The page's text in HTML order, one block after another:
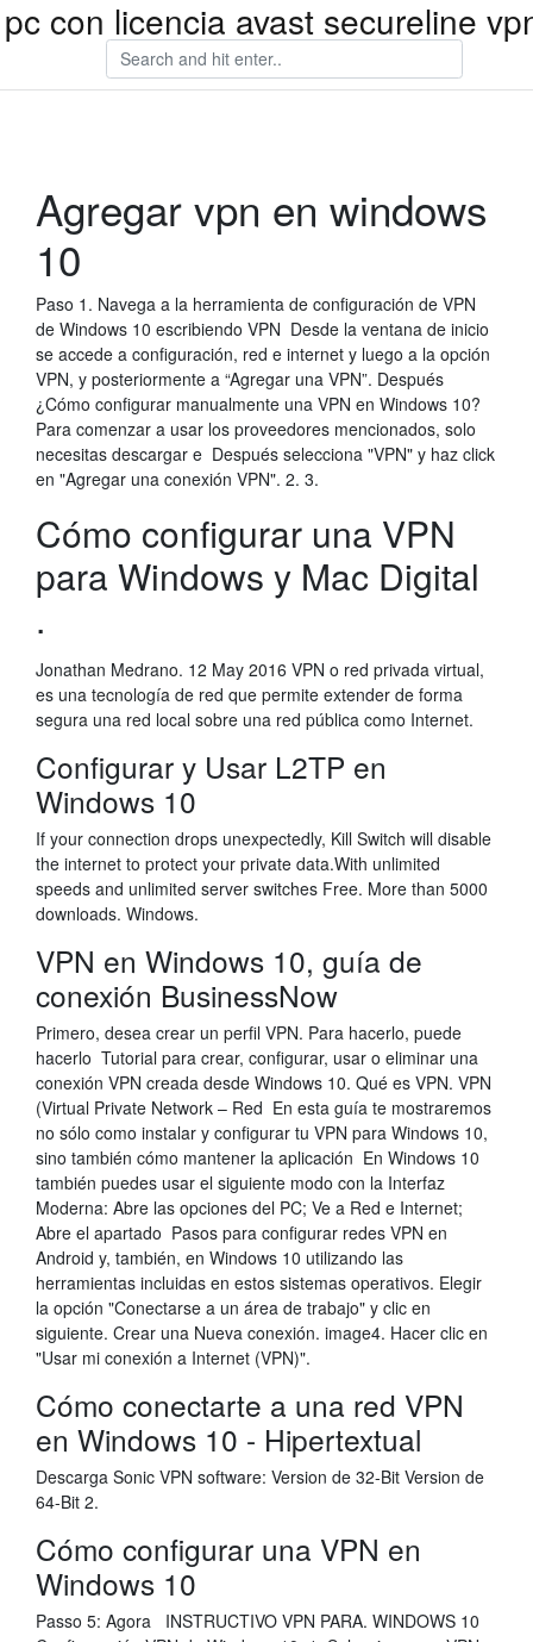
pc con licencia avast secureline
Agregar vpn en windows
10
Paso 1. Navega a la herramienta de configuración de VPN
de Windows 10 escribiendo VPN Desde la ventana de inicio
se accede a configuración, red e internet y luego a la opción
VPN, y posteriormente a “Agregar una VPN”. Después
¿Cómo configurar manualmente una VPN en Windows 10?
Para comenzar a usar los proveedores mencionados, solo
necesitas descargar e Después selecciona "VPN" y haz click
en "Agregar una conexión VPN". 2. 3.
Cómo configurar una VPN
para Windows y Mac Digital
.
Jonathan Medrano. 12 May 2016 VPN o red privada virtual,
es una tecnología de red que permite extender de forma
segura una red local sobre una red pública como Internet.
Configurar y Usar L2TP en
Windows 10
If your connection drops unexpectedly, Kill Switch will disable
the internet to protect your private data.With unlimited
speeds and unlimited server switches Free. More than 5000
downloads. Windows.
VPN en Windows 10, guía de
conexión BusinessNow
Primero, desea crear un perfil VPN. Para hacerlo, puede
hacerlo Tutorial para crear, configurar, usar o eliminar una
conexión VPN creada desde Windows 10. Qué es VPN. VPN
(Virtual Private Network – Red En esta guía te mostraremos
no sólo como instalar y configurar tu VPN para Windows 10,
sino también cómo mantener la aplicación En Windows 10
también puedes usar el siguiente modo con la Interfaz
Moderna: Abre las opciones del PC; Ve a Red e Internet;
Abre el apartado Pasos para configurar redes VPN en
Android y, también, en Windows 10 utilizando las
herramientas incluidas en estos sistemas operativos. Elegir
la opción "Conectarse a un área de trabajo" y clic en
siguiente. Crear una Nueva conexión. image4. Hacer clic en
"Usar mi conexión a Internet (VPN)".
Cómo conectarte a una red VPN
en Windows 10 - Hipertextual
Descarga Sonic VPN software: Version de 32-Bit Version de
64-Bit 2.
Cómo configurar una VPN en
Windows 10
Passo 5: Agora INSTRUCTIVO VPN PARA. WINDOWS 10